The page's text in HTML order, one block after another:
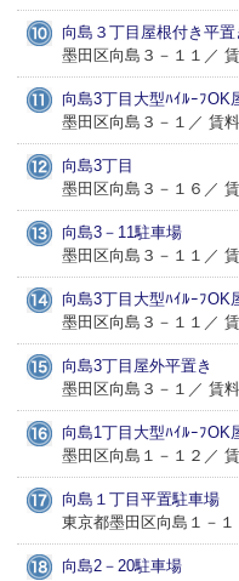
向島３丁目屋根付き平置
墨田区向島３－１１／
向島3丁目大型ﾊｲﾙｰﾌOK
墨田区向島３－１／ 賃
向島3丁目
墨田区向島３－１６／
向島3－11駐車場
墨田区向島３－１１／
向島3丁目大型ﾊｲﾙｰﾌOK
墨田区向島３－１１／
向島3丁目屋外平置き
墨田区向島３－１／ 賃
向島1丁目大型ﾊｲﾙｰﾌOK
墨田区向島１－１２／
向島１丁目平置駐車場
東京都墨田区向島１－
向島2－20駐車場